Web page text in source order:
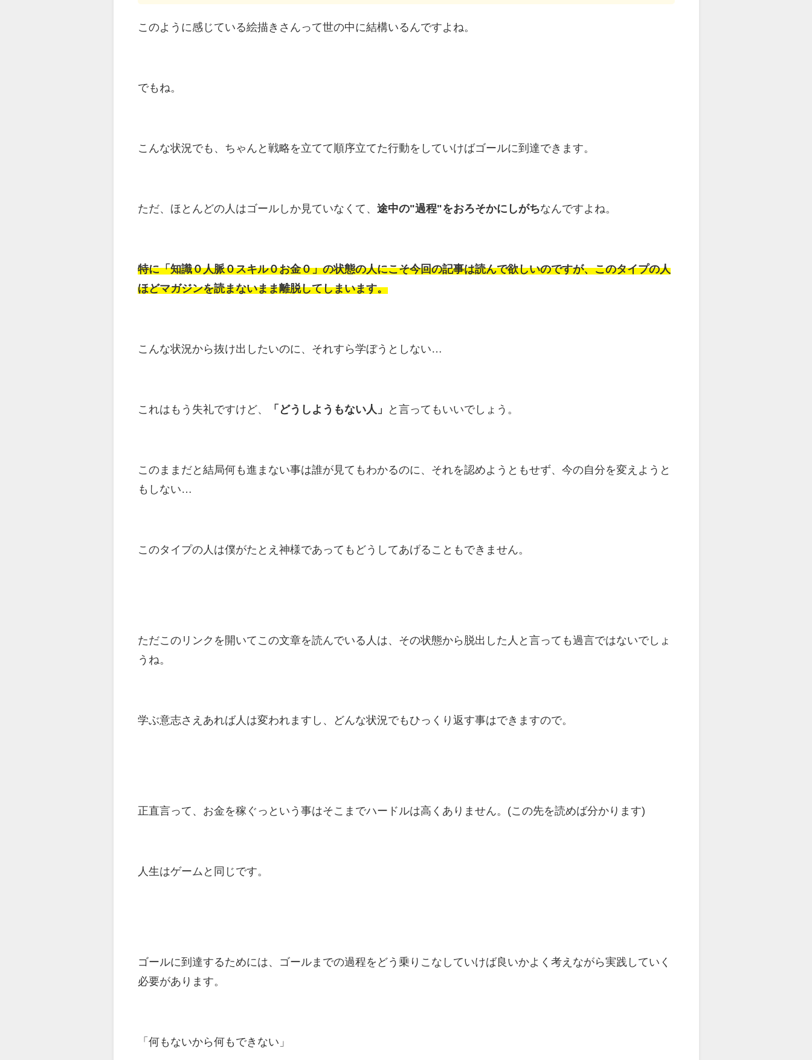
このように感じている絵描きさんって世の中に結構いるんですよね。
でもね。
こんな状況でも、ちゃんと戦略を立てて順序立てた行動をしていけばゴールに到達できます。
ただ、ほとんどの人はゴールしか見ていなくて、 途中の"過程"をおろそかにしがちなんですよね。
特に「知識０人脈０スキル０お金０」の状態の人にこそ今回の記事は読んで欲しいのですが、このタイプの人
ほどマガジンを読まないまま離脱してしまいます。
こんな状況から抜け出したいのに、それすら学ぼうとしない…
これはもう失礼ですけど、 「どうしようもない人」 と言ってもいいでしょう。
このままだと結局何も進まない事は誰が見てもわかるのに、それを認めようともせず、今の自分を変えようと
もしない…
このタイプの人は僕がたとえ神様であってもどうしてあげることもできません。
ただこのリンクを開いてこの文章を読んでいる人は、その状態から脱出した人と言っても過言ではないでしょ
うね。
学ぶ意志さえあれば人は変われますし、どんな状況でもひっくり返す事はできますので。
正直言って、お金を稼ぐっという事はそこまでハードルは高くありません。(この先を読めば分かります)
人生はゲームと同じです。
ゴールに到達するためには、ゴールまでの過程をどう乗りこなしていけば良いかよく考えながら実践していく
必要があります。
「何もないから何もできない」